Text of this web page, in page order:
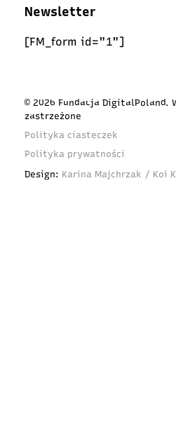
Newsletter
[FM_form id="1"]
© 2026 Fundacja DigitalPoland.
zastrzeżone
Polityka ciasteczek
Polityka prywatności
Design: Karina Majchrzak / Koi